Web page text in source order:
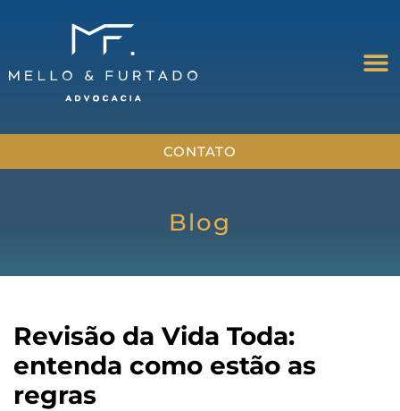
CONTATO
Blog
Revisão da Vida Toda:
entenda como estão as
regras